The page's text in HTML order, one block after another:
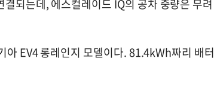
되는데, 에스컬레이드 IQ의 공차 중량은 무려
아 EV4 롱레인지 모델이다. 81.4kWh짜리 배터